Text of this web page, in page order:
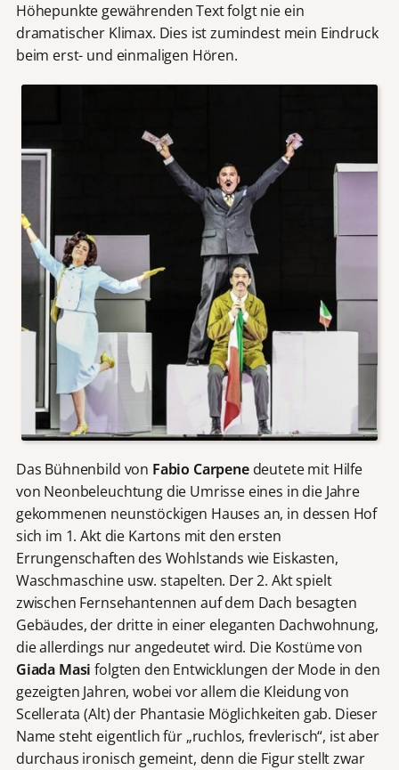
Höhepunkte gewährenden Text folgt nie ein
dramatischer Klimax. Dies ist zumindest mein Eindruck
beim erst- und einmaligen Hören.
Das Bühnenbild von Fabio Carpene deutete mit Hilfe
von Neonbeleuchtung die Umrisse eines in die Jahre
gekommenen neunstöckigen Hauses an, in dessen Hof
sich im 1. Akt die Kartons mit den ersten
Errungenschaften des Wohlstands wie Eiskasten,
Waschmaschine usw. stapelten. Der 2. Akt spielt
zwischen Fernsehantennen auf dem Dach besagten
Gebäudes, der dritte in einer eleganten Dachwohnung,
die allerdings nur angedeutet wird. Die Kostüme von
Giada Masifolgten den Entwicklungen der Mode in den
gezeigten Jahren, wobei vor allem die Kleidung von
Scellerata (Alt) der Phantasie Möglichkeiten gab. Dieser
Name steht eigentlich für „ruchlos, frevlerisch“, ist aber
durchaus ironisch gemeint, denn die Figur stellt zwar